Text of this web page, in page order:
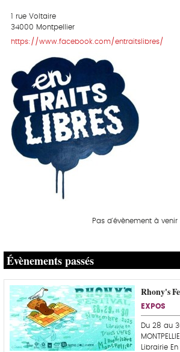
1 rue Voltaire
34000 Montpellier
https://www.facebook.com/entraitslibres/
Pas d'évènement à venir
Évènements passés
Rhony's
EXPOS
Du 28 au
Librairie